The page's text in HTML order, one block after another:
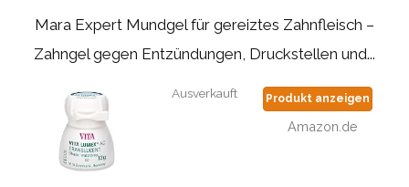
Mara Expert Mundgel für gereiztes Zahnfleisch –
Zahngel gegen Entzündungen, Druckstellen und...
Ausverkauft Produkt anzeigen
Amazon.de